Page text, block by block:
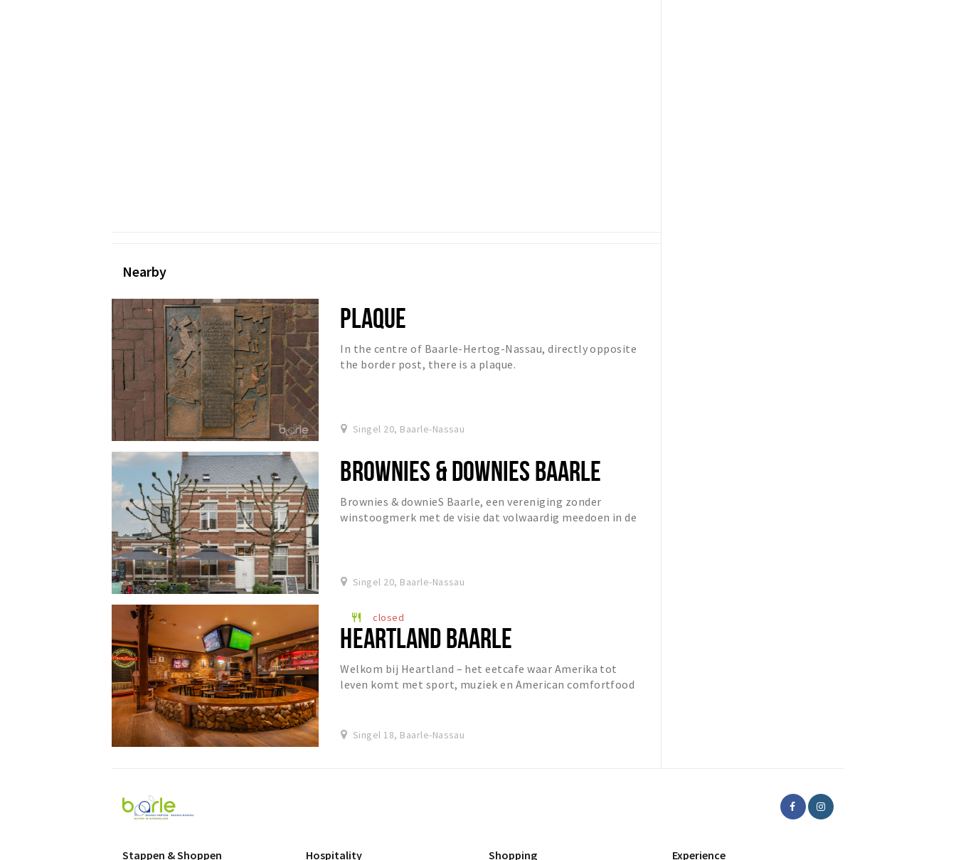
Nearby
PLAQUE
In the centre of Baarle-Hertog-Nassau, directly opposite
the border post, there is a plaque.
Singel 20, Baarle-Nassau
BROWNIES & DOWNIES BAARLE
Brownies & downieS Baarle, een vereniging zonder
winstoogmerk met de visie dat volwaardig meedoen in de
Singel 20, Baarle-Nassau
restaurant closed
HEARTLAND BAARLE
Welkom bij Heartland – het eetcafe waar Amerika tot
leven komt met sport, muziek en American comfortfood
Singel 18, Baarle-Nassau
Visit
Baarle
Stappen & Shoppen Hospitality Shopping Experience